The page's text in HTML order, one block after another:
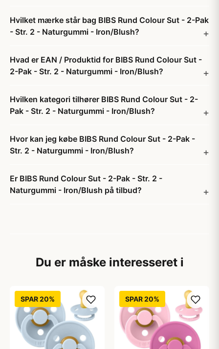
Hvilket mærke står bag BIBS Rund Colour Sut - 2-Pak
- Str. 2 - Naturgummi - Iron/Blush?
Hvad er EAN / Produktid for BIBS Rund Colour Sut -
2-Pak - Str. 2 - Naturgummi - Iron/Blush?
Hvilken kategori tilhører BIBS Rund Colour Sut - 2-
Pak - Str. 2 - Naturgummi - Iron/Blush?
Hvor kan jeg købe BIBS Rund Colour Sut - 2-Pak -
Str. 2 - Naturgummi - Iron/Blush?
Er BIBS Rund Colour Sut - 2-Pak - Str. 2 -
Naturgummi - Iron/Blush på tilbud?
Du er måske interesseret i
SPAR 20% SPAR 20%